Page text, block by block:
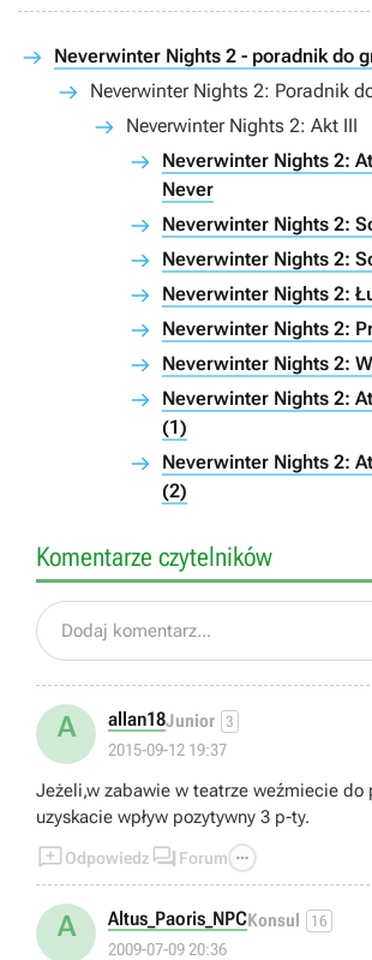
Neverwinter Nights 2 - poradnik do
Neverwinter Nights 2: Poradnik
Neverwinter Nights 2: Akt III
Neverwinter Nights 2:
Never
Neverwinter Nights 2:
Neverwinter Nights 2:
Neverwinter Nights 2:
Neverwinter Nights 2:
Neverwinter Nights 2:
Neverwinter Nights 2:
(1)
Neverwinter Nights 2:
(2)
Komentarze czytelników
Dodaj komentarz...
A allan18Junior 3
2015-09-12 19:37
Jeżeli,w zabawie w teatrze weźmiecie do
uzyskacie wpływ pozytywny 3 p-ty.
Odpowiedz  Forum 
A Altus_Paoris_NPCKonsul 16
2009-07-09 20:36